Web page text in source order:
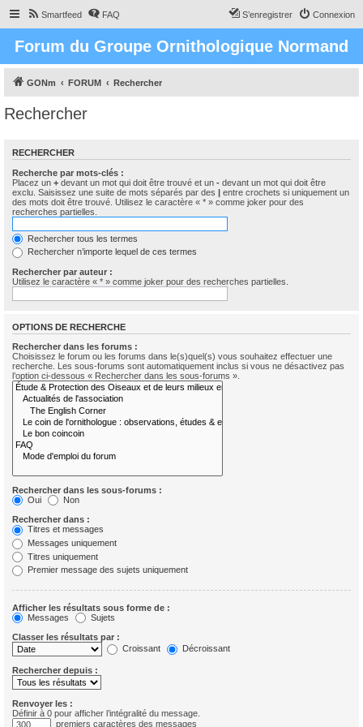
Smartfeed FAQ Connexion
S’enregistrer
Forum du Groupe Ornithologique Normand
GONm FORUM Rechercher
Rechercher
RECHERCHER
Recherche par mots-clés :
Placez un + devant un mot qui doit être trouvé et un - devant un mot qui doit être
exclu. Saisissez une suite de mots séparés par des | entre crochets si uniquement un
des mots doit être trouvé. Utilisez le caractère « * » comme joker pour des
recherches partielles.
Rechercher tous les termes
Rechercher n’importe lequel de ces termes
Rechercher par auteur :
Utilisez le caractère « * » comme joker pour des recherches partielles.
OPTIONS DE RECHERCHE
Rechercher dans les forums :
Choisissez le forum ou les forums dans le(s)quel(s) vous souhaitez effectuer une
recherche. Les sous-forums sont automatiquement inclus si vous ne désactivez pas
l’option ci-dessous « Rechercher dans les sous-forums ».
Rechercher dans les sous-forums :
Oui
Non
Rechercher dans :
Titres et messages
Messages uniquement
Titres uniquement
Premier message des sujets uniquement
Afficher les résultats sous forme de :
Messages
Sujets
Classer les résultats par :
Croissant
Décroissant
Rechercher depuis :
Renvoyer les :
Définir à 0 pour afficher l’intégralité du message.
premiers caractères des messages